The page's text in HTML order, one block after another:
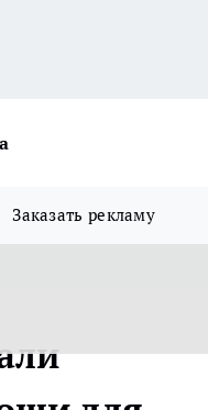
Заказать рекламу